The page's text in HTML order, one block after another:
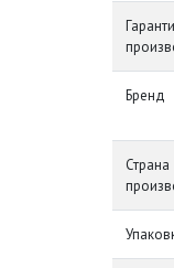
Бренд
Страна